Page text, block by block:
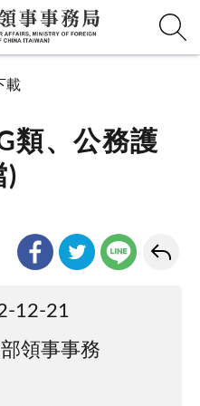
載
類、公務護
)
12-21
領事事務